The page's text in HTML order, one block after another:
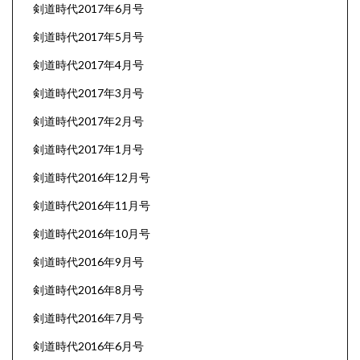
剣道時代2017年6月号
剣道時代2017年5月号
剣道時代2017年4月号
剣道時代2017年3月号
剣道時代2017年2月号
剣道時代2017年1月号
剣道時代2016年12月号
剣道時代2016年11月号
剣道時代2016年10月号
剣道時代2016年9月号
剣道時代2016年8月号
剣道時代2016年7月号
剣道時代2016年6月号